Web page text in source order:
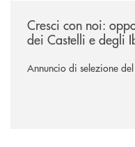
Cresci con noi:
dei Castelli e degli
Annuncio di selezione